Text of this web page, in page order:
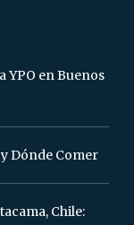
YPO en Buenos
Dónde Comer
Chile: